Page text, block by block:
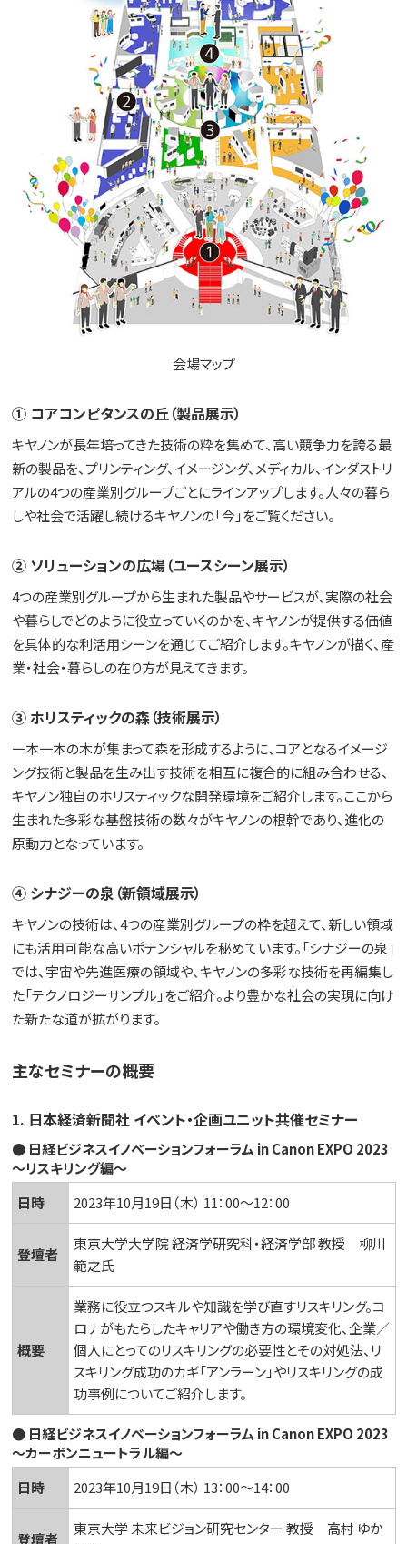
会場マップ
① コアコンピタンスの丘（製品展示）
キヤノンが長年培ってきた技術の粋を集めて、高い競争力を誇る最
新の製品を、プリンティング、イメージング、メディカル、インダストリ
アルの4つの産業別グループごとにラインアップします。人々の暮ら
しや社会で活躍し続けるキヤノンの「今」をご覧ください。
② ソリューションの広場（ユースシーン展示）
4つの産業別グループから生まれた製品やサービスが、実際の社会
や暮らしでどのように役立っていくのかを、キヤノンが提供する価値
を具体的な利活用シーンを通じてご紹介します。キヤノンが描く、産
業・社会・暮らしの在り方が見えてきます。
③ ホリスティックの森（技術展示）
一本一本の木が集まって森を形成するように、コアとなるイメージ
ング技術と製品を生み出す技術を相互に複合的に組み合わせる、
キヤノン独自のホリスティックな開発環境をご紹介します。ここから
生まれた多彩な基盤技術の数々がキヤノンの根幹であり、進化の
原動力となっています。
④ シナジーの泉（新領域展示）
キヤノンの技術は、4つの産業別グループの枠を超えて、新しい領域
にも活用可能な高いポテンシャルを秘めています。「シナジーの泉」
では、宇宙や先進医療の領域や、キヤノンの多彩な技術を再編集し
た「テクノロジーサンプル」をご紹介。より豊かな社会の実現に向け
た新たな道が拡がります。
主なセミナーの概要
1. 日本経済新聞社 イベント・企画ユニット共催セミナー
● 日経ビジネスイノベーションフォーラム in Canon EXPO 2023
～リスキリング編～
日時
2023年10月19日（木） 11：00～12：00
登壇者
東京大学大学院 経済学研究科・経済学部 教授 柳川
範之氏
概要
業務に役立つスキルや知識を学び直すリスキリング。コ
ロナがもたらしたキャリアや働き方の環境変化、企業／
個人にとってのリスキリングの必要性とその対処法、リ
スキリング成功のカギ「アンラーン」やリスキリングの成
功事例についてご紹介します。
● 日経ビジネスイノベーションフォーラム in Canon EXPO 2023
～カーボンニュートラル編～
日時
2023年10月19日（木） 13：00～14：00
登壇者
東京大学 未来ビジョン研究センター 教授 高村 ゆか